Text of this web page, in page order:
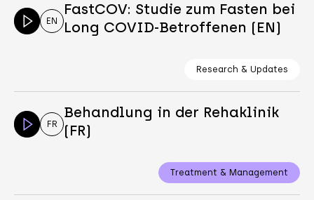
EN
FastCOV: Studie zum Fasten bei
Long COVID-Betroffenen (EN)
Research & Updates
FR
Behandlung in der Rehaklinik
(FR)
Treatment & Management